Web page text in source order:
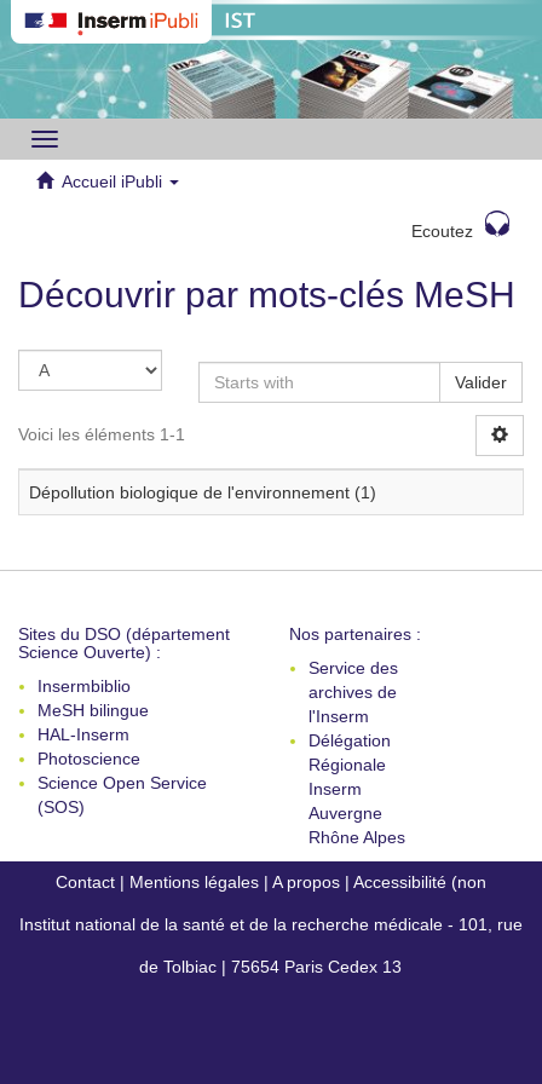
Toggle
navigation
Accueil iPubli
Ecoutez
Découvrir par mots-clés MeSH
Valider
Voici les éléments 1-1
Dépollution biologique de l'environnement (1)
Sites du DSO (département
Science Ouverte) :
Insermbiblio
MeSH bilingue
HAL-Inserm
Photoscience
Science Open Service
(SOS)
Nos partenaires :
Service des
archives de
l'Inserm
Délégation
Régionale
Inserm
Auvergne
Rhône Alpes
Contact | Mentions légales | A propos | Accessibilité (non
conforme)
Institut national de la santé et de la recherche médicale - 101, rue
de Tolbiac | 75654 Paris Cedex 13